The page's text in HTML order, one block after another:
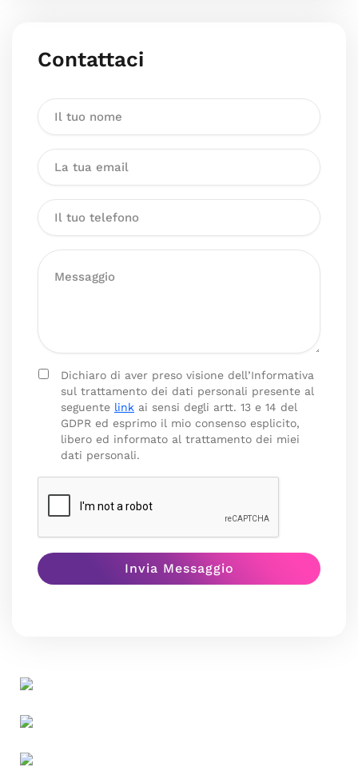
Contattaci
Dichiaro di aver preso visione dell’Informativa
sul trattamento dei dati personali presente al
seguente link ai sensi degli artt. 13 e 14 del
GDPR ed esprimo il mio consenso esplicito,
libero ed informato al trattamento dei miei
dati personali.